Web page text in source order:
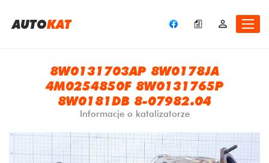
AUTOKAT
8W0131703AP 8W0178JA
4M0254850F 8W0131765P
8W0181DB 8-07982.04
Informacje o katalizatorze